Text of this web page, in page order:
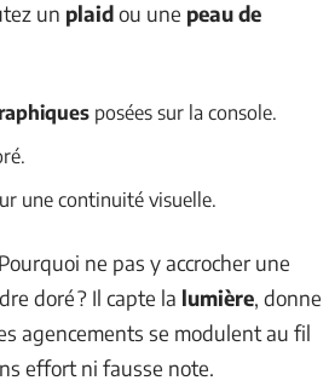
un plaidou une peau de
posées sur la console.
une continuité visuelle.
ne pas y accrocher une
doré ? Il capte la lumière, donne
agencements se modulent au fil
effort ni fausse note.